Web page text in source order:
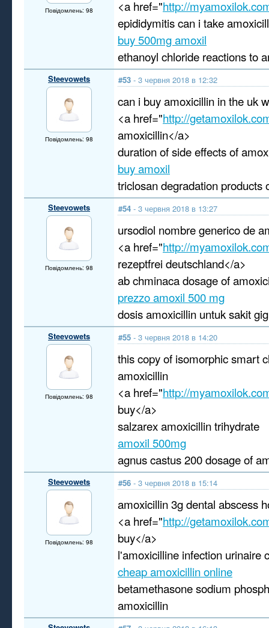
Повідомлень: 98
<a href="http://
epididymitis can i take
buy 500mg amoxil
ethanoyl chloride reactions to
Steevowets
Повідомлень: 98
#53 - 3 червня 2018 в 12:32
can i buy amoxicillin in the uk
<a href="http://
amoxicillin</a>
duration of side effects of
buy amoxil
triclosan degradation products
Steevowets
Повідомлень: 98
#54 - 3 червня 2018 в 13:27
ursodiol nombre generico de
<a href="http://
rezeptfrei deutschland</a>
ab chminaca dosage of
prezzo amoxil 500 mg
dosis amoxicillin untuk sakit
Steevowets
Повідомлень: 98
#55 - 3 червня 2018 в 14:20
this copy of isomorphic smart
amoxicillin
<a href="http://
buy</a>
salzarex amoxicillin trihydrate
amoxil 500mg
agnus castus 200 dosage of
Steevowets
Повідомлень: 98
#56 - 3 червня 2018 в 15:14
amoxicillin 3g dental abscess
<a href="http://
buy</a>
l'amoxicilline infection urinaire
cheap amoxicillin online
betamethasone sodium
amoxicillin